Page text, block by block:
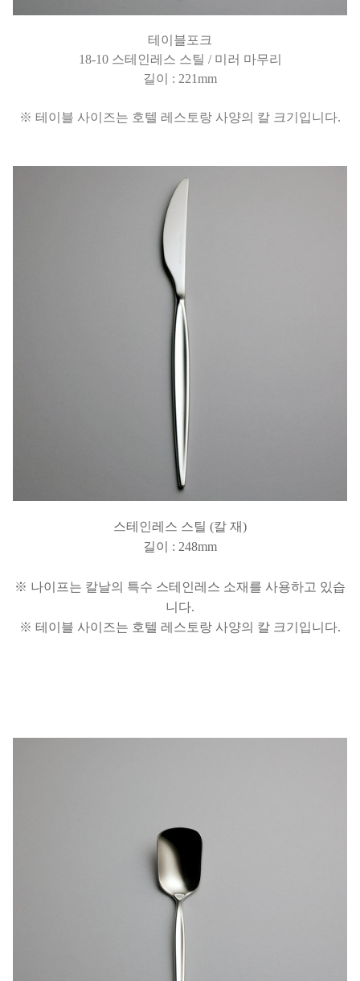
테이블포크
18-10 스테인레스 스틸 / 미러 마무리
길이 : 221mm
※ 테이블 사이즈는 호텔 레스토랑 사양의 칼 크기입니다.
스테인레스 스틸 (칼 재)
길이 : 248mm
※ 나이프는 칼날의 특수 스테인레스 소재를 사용하고 있습
니다.
※ 테이블 사이즈는 호텔 레스토랑 사양의 칼 크기입니다.